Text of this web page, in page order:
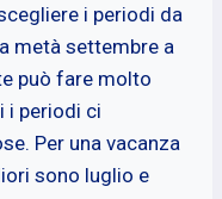
i periodi da
metà settembre a
può fare molto
i periodi ci
Per una vacanza
sono luglio e